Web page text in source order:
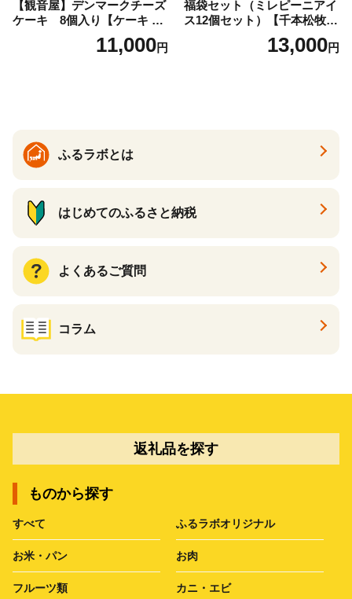
【観音屋】デンマークチーズ
ケーキ 8個入り【ケーキ チ
ーズケーキ 人気スイーツ お
すすめスイーツ 神戸スイー
11,000円
福袋セット（ミレピーニアイ
ス12個セット）【千本松牧
場】 ns025-014-12 【デザー
ト 詰め合わせ ギフト】
13,000円
ふるラボとは
はじめてのふるさと納税
よくあるご質問
コラム
返礼品を探す
ものから探す
すべて ふるラボオリジナル
お米・パン お肉
フルーツ類 カニ・エビ